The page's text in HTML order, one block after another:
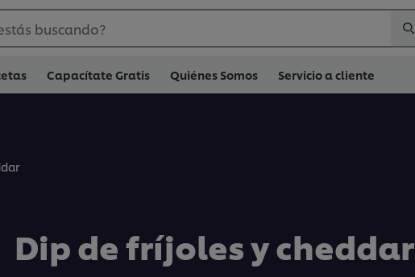
buscando?
Capacítate Gratis Quiénes Somos Servicio a cliente
Dip de fríjoles y cheddar